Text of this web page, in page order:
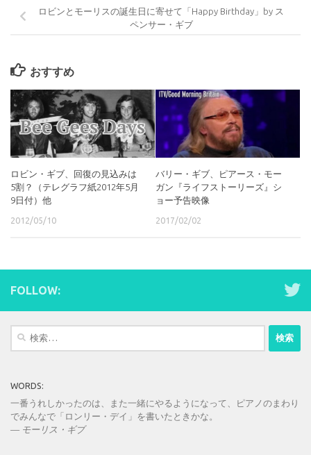
ロビンとモーリスの誕生日に寄せて「Happy Birthday」by ス
ペンサー・ギブ
おすすめ
ロビン・ギブ、回復の見込みは
5割？（テレグラフ紙2012年5月
9日付）他
2012/05/10
バリー・ギブ、ピアース・モー
ガン『ライフストーリーズ』シ
ョー予告映像
2017/02/02
FOLLOW:
WORDS:
一番うれしかったのは、また一緒にやるようになって、ピアノのまわり
でみんなで「ロンリー・デイ」を書いたときかな。
— モーリス・ギブ